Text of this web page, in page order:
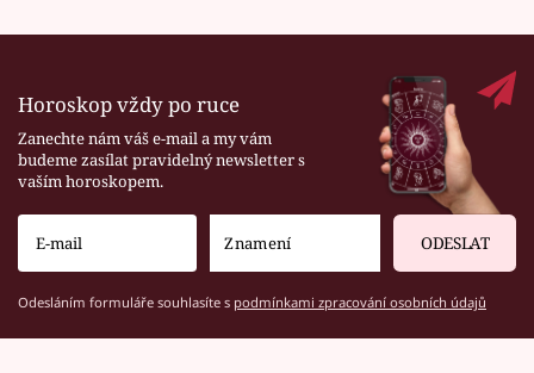
Horoskop vždy po ruce
Zanechte nám váš e-mail a my vám
budeme zasílat pravidelný newsletter s
vaším horoskopem.
ODESLAT
Odesláním formuláře souhlasíte s podmínkami zpracování osobních údajů